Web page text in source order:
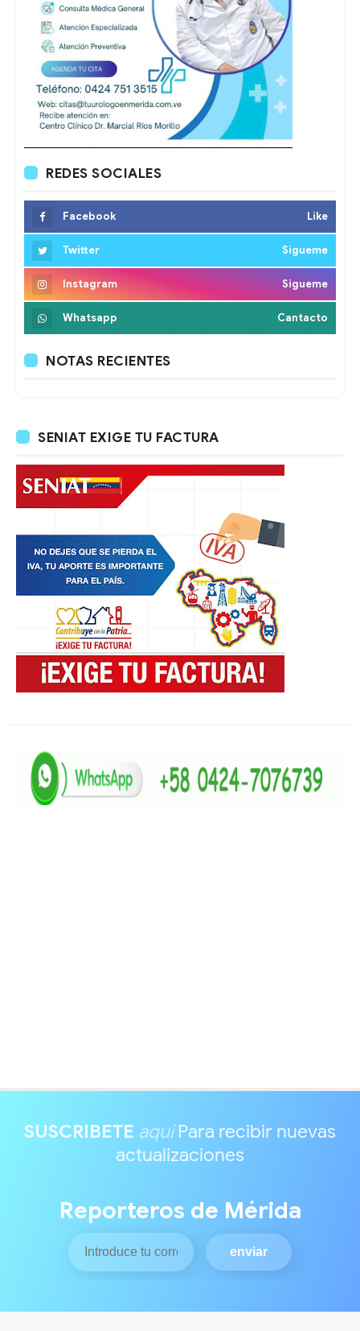
REDES SOCIALES
Facebook Like
Twitter Sigueme
Instagram Sigueme
Whatsapp Cantacto
NOTAS RECIENTES
SENIAT EXIGE TU FACTURA
SUSCRIBETE aquíPara recibir nuevas
actualizaciones
Reporteros de Mérida